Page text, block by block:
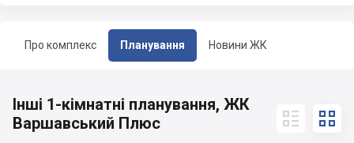
Про комплекс Планування Новини ЖК
Інші 1-кімнатні планування, ЖК
Варшавський Плюс
 